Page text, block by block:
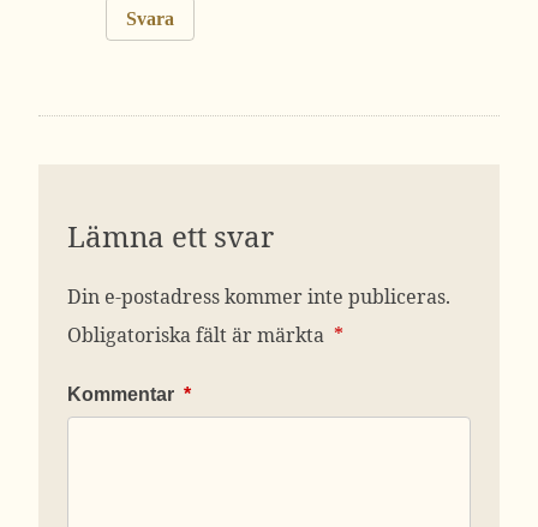
Svara
Lämna ett svar
Din e-postadress kommer inte publiceras.
Obligatoriska fält är märkta *
Kommentar *